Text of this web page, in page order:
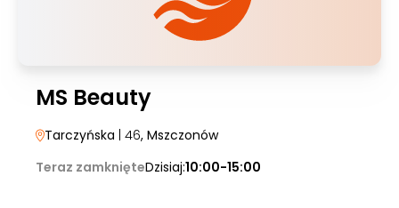
MS Beauty
Tarczyńska | 46, Mszczonów
Teraz zamknięteDzisiaj:10:00-15:00